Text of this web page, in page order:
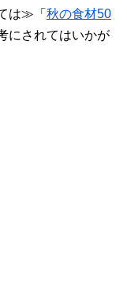
は≫「 秋の食材50
にされてはいかが